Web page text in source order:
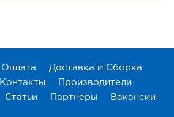
Оплата
Доставка и Сборка
Контакты
Производители
Статьи Партнеры Вакансии